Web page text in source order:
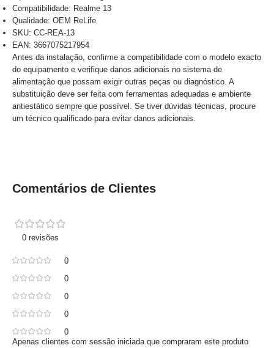
Compatibilidade: Realme 13
Qualidade: OEM ReLife
SKU: CC-REA-13
EAN: 3667075217954
Antes da instalação, confirme a compatibilidade com o modelo exacto
do equipamento e verifique danos adicionais no sistema de
alimentação que possam exigir outras peças ou diagnóstico. A
substituição deve ser feita com ferramentas adequadas e ambiente
antiestático sempre que possível. Se tiver dúvidas técnicas, procure
um técnico qualificado para evitar danos adicionais.
Comentários de Clientes
0 revisões
0
0
0
0
0
Apenas clientes com sessão iniciada que compraram este produto